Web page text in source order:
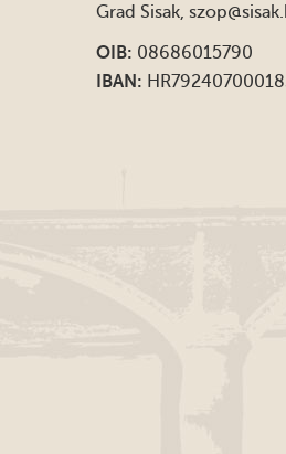
Grad Sisak,
OIB: 08686015790
IBAN: